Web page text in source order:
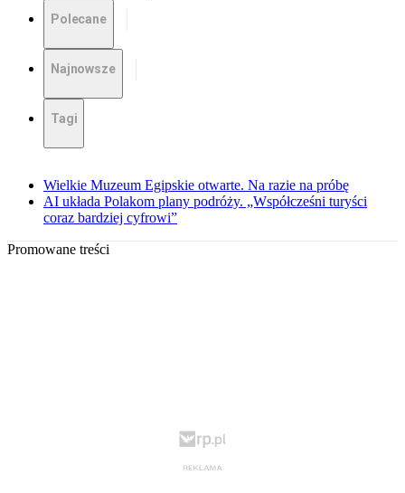
Polecane
Najnowsze
Tagi
Wielkie Muzeum Egipskie otwarte. Na razie na próbę
AI układa Polakom plany podróży. „Współcześni turyści
coraz bardziej cyfrowi”
Promowane treści